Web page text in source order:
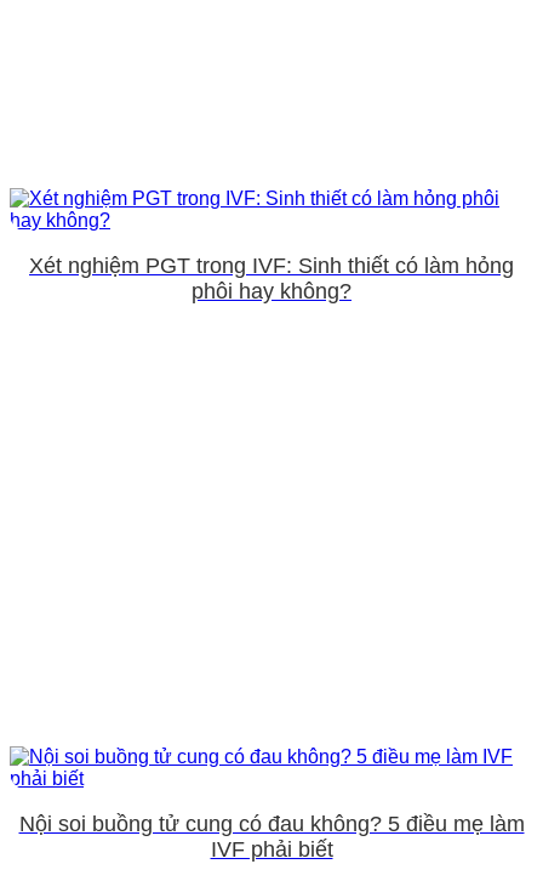
Xét nghiệm PGT trong IVF: Sinh thiết có làm hỏng
phôi hay không?
Nội soi buồng tử cung có đau không? 5 điều mẹ làm
IVF phải biết